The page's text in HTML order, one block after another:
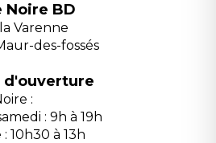
Noire BD
Varenne
des-fossés
d'ouverture
:
: 9h à 19h
10h30 à 13h